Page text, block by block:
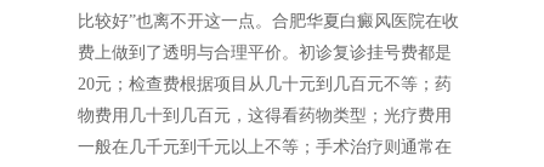
比较好”也离不开这一点。合肥华夏白癜风医院在收
费上做到了透明与合理平价。初诊复诊挂号费都是
20元；检查费根据项目从几十元到几百元不等；药
物费用几十到几百元，这得看药物类型；光疗费用
一般在几千元到千元以上不等；手术治疗则通常在